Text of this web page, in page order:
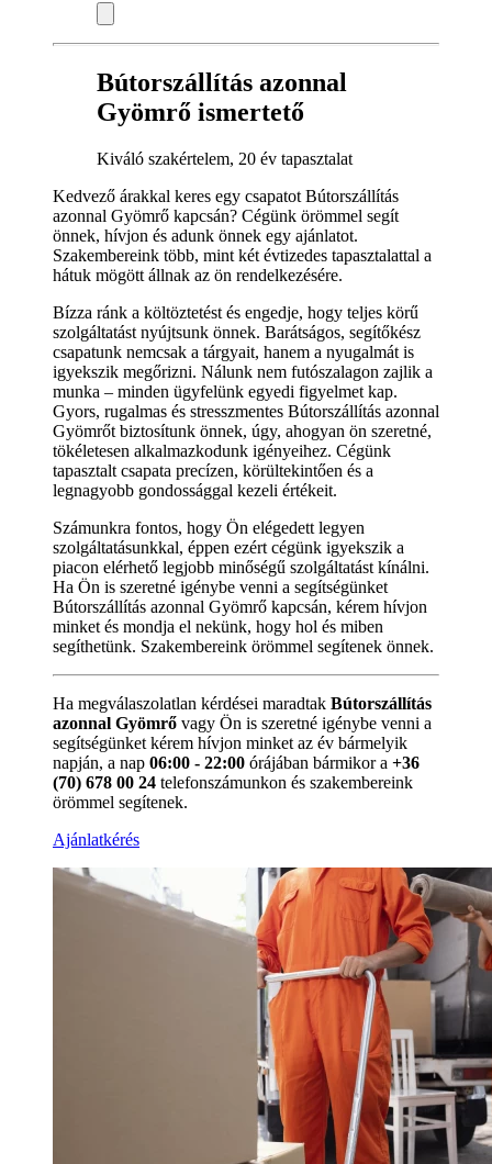
Bútorszállítás azonnal
Gyömrő ismertető
Kiváló szakértelem, 20 év tapasztalat
Kedvező árakkal keres egy csapatot Bútorszállítás
azonnal Gyömrő kapcsán? Cégünk örömmel segít
önnek, hívjon és adunk önnek egy ajánlatot.
Szakembereink több, mint két évtizedes tapasztalattal a
hátuk mögött állnak az ön rendelkezésére.
Bízza ránk a költöztetést és engedje, hogy teljes körű
szolgáltatást nyújtsunk önnek. Barátságos, segítőkész
csapatunk nemcsak a tárgyait, hanem a nyugalmát is
igyekszik megőrizni. Nálunk nem futószalagon zajlik a
munka – minden ügyfelünk egyedi figyelmet kap.
Gyors, rugalmas és stresszmentes Bútorszállítás azonnal
Gyömrőt biztosítunk önnek, úgy, ahogyan ön szeretné,
tökéletesen alkalmazkodunk igényeihez. Cégünk
tapasztalt csapata precízen, körültekintően és a
legnagyobb gondossággal kezeli értékeit.
Számunkra fontos, hogy Ön elégedett legyen
szolgáltatásunkkal, éppen ezért cégünk igyekszik a
piacon elérhető legjobb minőségű szolgáltatást kínálni.
Ha Ön is szeretné igénybe venni a segítségünket
Bútorszállítás azonnal Gyömrő kapcsán, kérem hívjon
minket és mondja el nekünk, hogy hol és miben
segíthetünk. Szakembereink örömmel segítenek önnek.
Ha megválaszolatlan kérdései maradtak Bútorszállítás
azonnal Gyömrő vagy Ön is szeretné igénybe venni a
segítségünket kérem hívjon minket az év bármelyik
napján, a nap 06:00 - 22:00 órájában bármikor a +36
(70) 678 00 24 telefonszámunkon és szakembereink
örömmel segítenek.
Ajánlatkérés